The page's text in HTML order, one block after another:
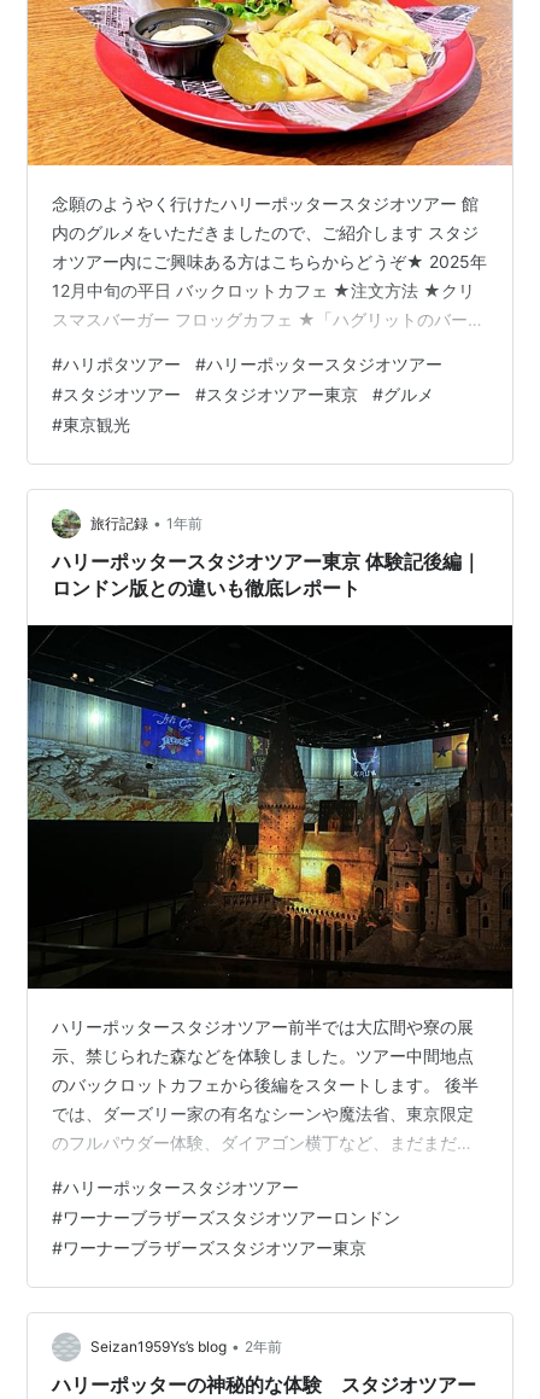
念願のようやく行けたハリーポッタースタジオツアー 館
内のグルメをいただきましたので、ご紹介します スタジ
オツアー内にご興味ある方はこちらからどうぞ★ 2025年
12月中旬の平日 バックロットカフェ ★注文方法 ★クリ
スマスバーガー フロッグカフェ ★「ハグリットのバース
バックロットカフェ バックロットカフェはツアー入って
ちょうど中間地点にあります 朝から入場していたため、
バックロットカフェに到着したのはお昼前の１１時半頃
見た感じ店内はそこまでの混雑ではありませんでした
が、注文の行列に驚きました ★注文方法 注文は有人レジ
か、無人レジを選…
#ハリポタツアー #ハリーポッタースタジオツアー
#スタジオツアー #スタジオツアー東京 #グルメ
#東京観光
旅行記録 • 1年前
ハリーポッタースタジオツアー東京 体験記後編｜
ロンドン版との違いも徹底レポート
ハリーポッタースタジオツアー前半では大広間や寮の展
示、禁じられた森などを体験しました。ツアー中間地点
のバックロットカフェから後編をスタートします。 後半
では、ダーズリー家の有名なシーンや魔法省、東京限定
のフルパウダー体験、ダイアゴン横丁など、まだまだ見
と迫力のプロジェクションマッピングもありました。
hakunow.hatenablog.com 展示と体験スポット バックロ
ット｜屋外展示 廊下 ダーズリー家 ナイトバスと魔法省
への電話とハグリッドのバイク 9と4分の3番線ホーム
SET CONSTRUCTION セット制作 ロンドン魔法省 ク
リ…
#ハリーポッタースタジオツアー
#ワーナーブラザーズスタジオツアーロンドン
#ワーナーブラザーズスタジオツアー東京
Seizan1959Ys’s blog • 2年前
ハリーポッターの神秘的な体験 スタジオツアー